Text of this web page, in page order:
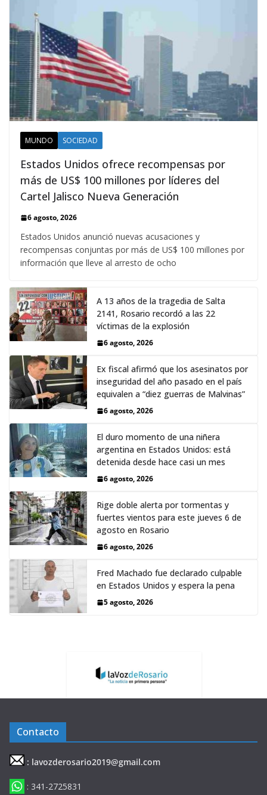
MUNDO SOCIEDAD
Estados Unidos ofrece recompensas por
más de US$ 100 millones por líderes del
Cartel Jalisco Nueva Generación
6 agosto, 2026
Estados Unidos anunció nuevas acusaciones y
recompensas conjuntas por más de US$ 100 millones por
información que lleve al arresto de ocho
A 13 años de la tragedia de Salta
2141, Rosario recordó a las 22
víctimas de la explosión
6 agosto, 2026
Ex fiscal afirmó que los asesinatos por
inseguridad del año pasado en el país
equivalen a “diez guerras de Malvinas”
6 agosto, 2026
El duro momento de una niñera
argentina en Estados Unidos: está
detenida desde hace casi un mes
6 agosto, 2026
Rige doble alerta por tormentas y
fuertes vientos para este jueves 6 de
agosto en Rosario
6 agosto, 2026
Fred Machado fue declarado culpable
en Estados Unidos y espera la pena
5 agosto, 2026
Contacto
: lavozderosario2019@gmail.com
: 341-2725831